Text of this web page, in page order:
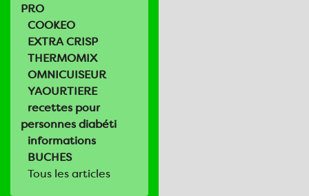
PRO
COOKEO
EXTRA CRISP
THERMOMIX
OMNICUISEUR
YAOURTIERE
recettes pour
personnes diabéti
informations
BUCHES
Tous les articles